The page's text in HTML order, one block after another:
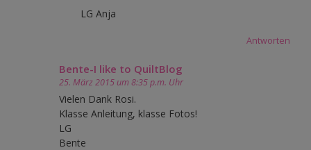
LG Anja
Antworten
Bente-I like to QuiltBlog
25. März 2015 um 8:35 p.m. Uhr
Vielen Dank Rosi.
Klasse Anleitung, klasse Fotos!
LG
Bente